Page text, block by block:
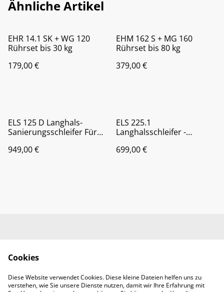
Ähnliche Artikel
EHR 14.1 SK + WG 120
Rührset bis 30 kg
179,00 €
EHM 162 S + MG 160
Rührset bis 80 kg
379,00 €
ELS 125 D Langhals-
Sanierungsschleifer Für
949,00 €
ELS 225.1
Langhalsschleifer -
Flächenleistung
699,00 €
Kontaktieren Sie uns
Rechtliche
Datenschutzbestimm
Handwerkerbedarf
Cookies
Diese Website verwendet Cookies. Diese kleine Dateien helfen uns zu
verstehen, wie Sie unsere Dienste nutzen, damit wir Ihre Erfahrung mit